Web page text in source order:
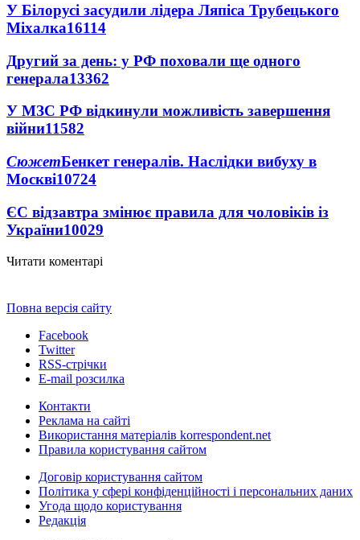
У Білорусі засудили лідера Ляпіса Трубецького
Міхалка16114
Другий за день: у РФ поховали ще одного
генерала13362
У МЗС РФ відкинули можливість завершення
війни11582
СюжетБенкет генералів. Наслідки вибуху в
Москві10724
ЄС відзавтра змінює правила для чоловіків із
України10029
Читати коментарі
Повна версія сайту
Facebook
Twitter
RSS-стрічки
E-mail розсилка
Контакти
Реклама на сайті
Використання матеріалів korrespondent.net
Правила користування сайтом
Договір користування сайтом
Політика у сфері конфіденційності і персональних даних
Угода щодо користування
Редакція